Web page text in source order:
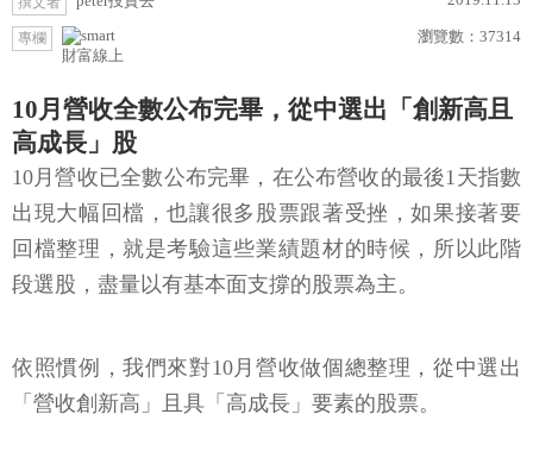
專欄
財富線上
瀏覽數： 37314
10月營收全數公布完畢，從中選出「創新高且
高成長」股
10月營收已全數公布完畢，在公布營收的最後1天指數
出現大幅回檔，也讓很多股票跟著受挫，如果接著要
回檔整理，就是考驗這些業績題材的時候，所以此階
段選股，盡量以有基本面支撐的股票為主。
依照慣例，我們來對10月營收做個總整理，從中選出
「營收創新高」且具「高成長」要素的股票。